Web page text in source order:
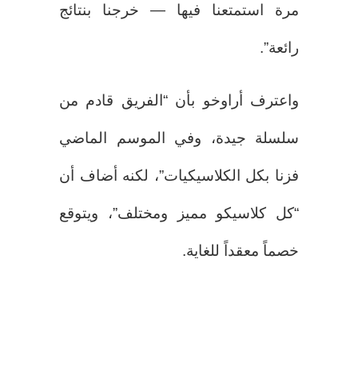
مرة استمتعنا فيها — خرجنا بنتائج
رائعة”.
واعترف أراوخو بأن “الفريق قادم من
سلسلة جيدة، وفي الموسم الماضي
فزنا بكل الكلاسيكيات”، لكنه أضاف أن
“كل كلاسيكو مميز ومختلف”، ويتوقع
خصماً معقداً للغاية.